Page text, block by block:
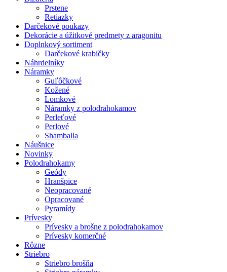
Prstene
Retiazky
Darčekové poukazy
Dekorácie a úžitkové predmety z aragonitu
Doplnkový sortiment
Darčekové krabičky
Náhrdelníky
Náramky
Guľôčkové
Kožené
Lomkové
Náramky z polodrahokamov
Perleťové
Perlové
Shamballa
Náušnice
Novinky
Polodrahokamy
Geódy
Hranšpice
Neopracované
Opracované
Pyramídy
Prívesky
Prívesky a brošne z polodrahokamov
Prívesky komerčné
Rôzne
Striebro
Striebro brošňa